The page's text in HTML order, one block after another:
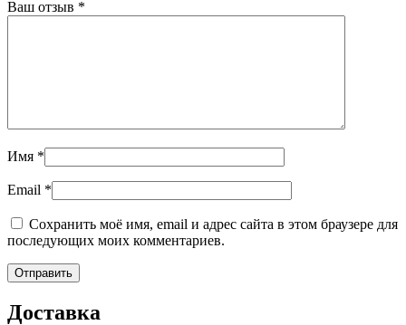
Ваш отзыв *
Имя *
Email *
Сохранить моё имя, email и адрес сайта в этом браузере для
последующих моих комментариев.
Доставка